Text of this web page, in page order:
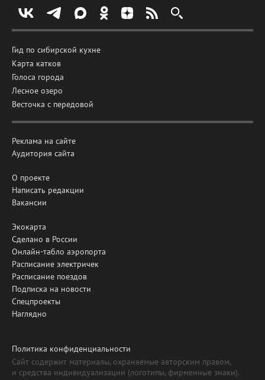
Гид по сибирской кухне
Карта катков
Голоса города
Лесное озеро
Весточка с передовой
Реклама на сайте
Аудитория сайта
О проекте
Написать редакции
Вакансии
Экокарта
Сделано в России
Онлайн-табло аэропорта
Расписание электричек
Расписание поездов
Подписка на новости
Спецпроекты
Наглядно
Политика конфиденциальности
Сайт содержит материалы, охраняемые авторским правом,
и средства индивидуализации (логотипы, фирменные знаки).